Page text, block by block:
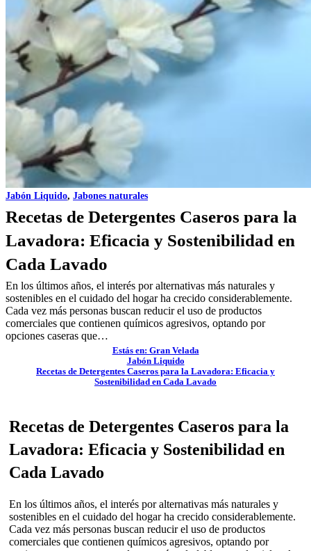
Jabón Liquido, Jabones naturales
Recetas de Detergentes Caseros para la
Lavadora: Eficacia y Sostenibilidad en
Cada Lavado
En los últimos años, el interés por alternativas más naturales y
sostenibles en el cuidado del hogar ha crecido considerablemente.
Cada vez más personas buscan reducir el uso de productos
comerciales que contienen químicos agresivos, optando por
opciones caseras que…
Estás en: Gran Velada
Jabón Liquido
Recetas de Detergentes Caseros para la Lavadora: Eficacia y
Sostenibilidad en Cada Lavado
Recetas de Detergentes Caseros para la
Lavadora: Eficacia y Sostenibilidad en
Cada Lavado
En los últimos años, el interés por alternativas más naturales y
sostenibles en el cuidado del hogar ha crecido considerablemente.
Cada vez más personas buscan reducir el uso de productos
comerciales que contienen químicos agresivos, optando por